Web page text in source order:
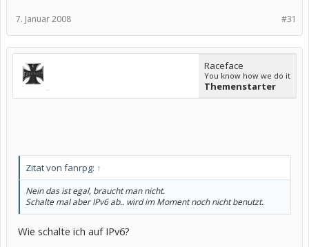
#31
7. Januar 2008
Raceface
You know how we do it
Themenstarter
Zitat von fanrpg: ↑
Nein das ist egal, braucht man nicht.
Schalte mal aber IPv6 ab.. wird im Moment noch nicht benutzt.
Wie schalte ich auf IPv6?